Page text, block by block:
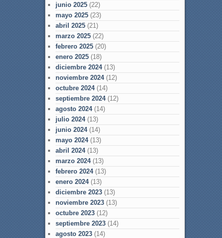
junio 2025(22)
mayo 2025(23)
abril 2025(21)
marzo 2025(22)
febrero 2025(20)
enero 2025(18)
diciembre 2024(13)
noviembre 2024(12)
octubre 2024(14)
septiembre 2024(12)
agosto 2024(14)
julio 2024(13)
junio 2024(14)
mayo 2024(13)
abril 2024(13)
marzo 2024(13)
febrero 2024(13)
enero 2024(13)
diciembre 2023(13)
noviembre 2023(13)
octubre 2023(12)
septiembre 2023(14)
agosto 2023(14)